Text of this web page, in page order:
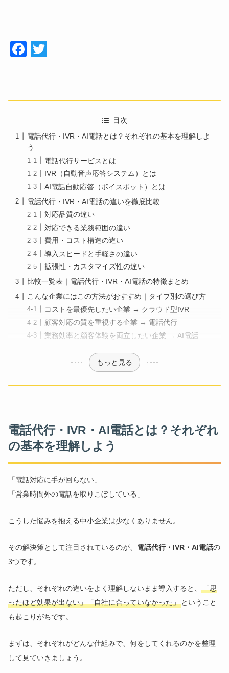
Face
目次
電話代行・IVR・AI電話とは？それぞれの基本を理解しよ
う
電話代行サービスとは
IVR（自動音声応答システム）とは
AI電話自動応答（ボイスボット）とは
電話代行・IVR・AI電話の違いを徹底比較
対応品質の違い
対応できる業務範囲の違い
費用・コスト構造の違い
導入スピードと手軽さの違い
拡張性・カスタマイズ性の違い
比較一覧表｜電話代行・IVR・AI電話の特徴まとめ
こんな企業にはこの方法がおすすめ｜タイプ別の選び方
コストを最優先したい企業 → クラウド型IVR
顧客対応の質を重視する企業 → 電話代行
業務効率と顧客体験を両立したい企業 → AI電話
もっと見る
電話代行・IVR・AI電話とは？それぞれ
の基本を理解しよう
「電話対応に手が回らない」
「営業時間外の電話を取りこぼしている」
こうした悩みを抱える中小企業は少なくありません。
その解決策として注目されているのが、 電話代行・IVR・AI電話の
3つです。
ただし、それぞれの違いをよく理解しないまま導入すると、「思
ったほど効果が出ない」「自社に合っていなかった」 ということ
も起こりがちです。
まずは、それぞれがどんな仕組みで、何をしてくれるのかを整理
して見ていきましょう。